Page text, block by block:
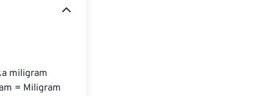
miligram
= Miligram